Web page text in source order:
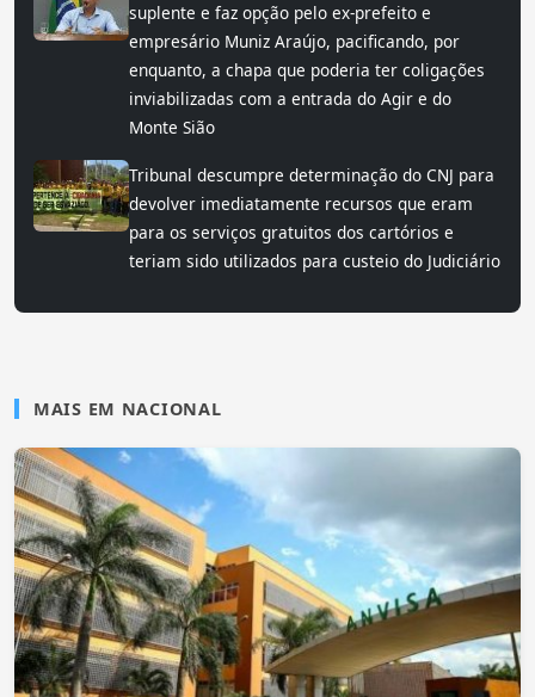
suplente e faz opção pelo ex-prefeito e
empresário Muniz Araújo, pacificando, por
enquanto, a chapa que poderia ter coligações
inviabilizadas com a entrada do Agir e do
Monte Sião
Tribunal descumpre determinação do CNJ para
devolver imediatamente recursos que eram
para os serviços gratuitos dos cartórios e
teriam sido utilizados para custeio do Judiciário
MAIS EM NACIONAL